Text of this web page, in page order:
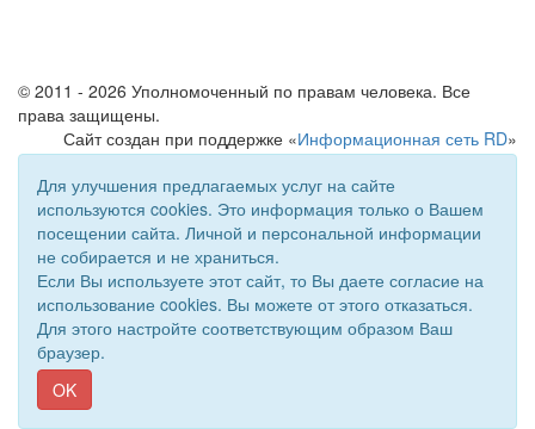
© 2011 - 2026 Уполномоченный по правам человека. Все
права защищены.
Сайт создан при поддержке «Информационная сеть RD»
Для улучшения предлагаемых услуг на сайте
используются cookies. Это информация только о Вашем
посещении сайта. Личной и персональной информации
не собирается и не храниться.
Если Вы используете этот сайт, то Вы даете согласие на
использование cookies. Вы можете от этого отказаться.
Для этого настройте соответствующим образом Ваш
браузер.
OK